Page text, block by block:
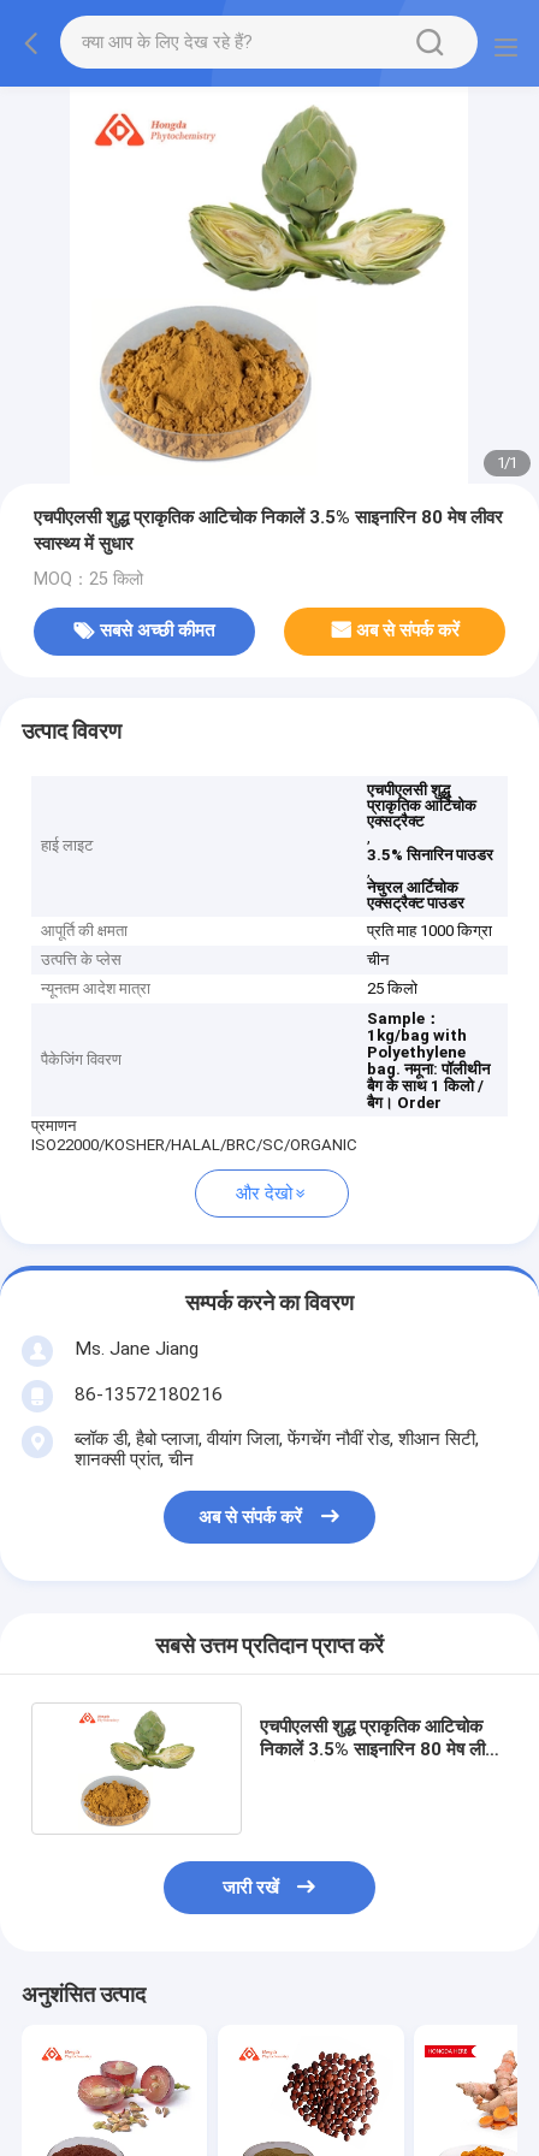
1/1
एचपीएलसी शुद्ध प्राकृतिक आटिचोक निकालें 3.5% साइनारिन 80 मेष लीवर
स्वास्थ्य में सुधार
MOQ：25 किलो
सबसे अच्छी कीमत अब से संपर्क करें
उत्पाद विवरण
हाई लाइट
एचपीएलसी शुद्ध
प्राकृतिक आर्टिचोक
एक्सट्रैक्ट
,
3.5% सिनारिन पाउडर
,
नेचुरल आर्टिचोक
एक्सट्रैक्ट पाउडर
आपूर्ति की क्षमता
प्रति माह 1000 किग्रा
उत्पत्ति के प्लेस
चीन
न्यूनतम आदेश मात्रा
25 किलो
पैकेजिंग विवरण
Sample：
1kg/bag with
Polyethylene
bag. नमूना: पॉलीथीन
बैग के साथ 1 किलो /
बैग। Order
प्रमाणन
ISO22000/KOSHER/HALAL/BRC/SC/ORGANIC
और देखो
सम्पर्क करने का विवरण
Ms. Jane Jiang
86-13572180216
ब्लॉक डी, हैबो प्लाजा, वीयांग जिला, फेंगचेंग नौवीं रोड, शीआन सिटी,
शानक्सी प्रांत, चीन
अब से संपर्क करें
सबसे उत्तम प्रतिदान प्राप्त करें
एचपीएलसी शुद्ध प्राकृतिक आटिचोक
निकालें 3.5% साइनारिन 80 मेष लीवर
जारी रखें
अनुशंसित उत्पाद